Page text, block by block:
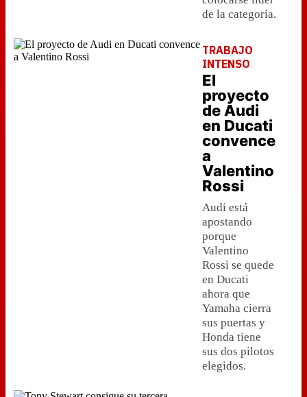
de la categoría.
TRABAJO
INTENSO
El
proyecto
de Audi
en Ducati
convence
a
Valentino
Rossi
Audi está
apostando
porque
Valentino
Rossi se quede
en Ducati
ahora que
Yamaha cierra
sus puertas y
Honda tiene
sus dos pilotos
elegidos.